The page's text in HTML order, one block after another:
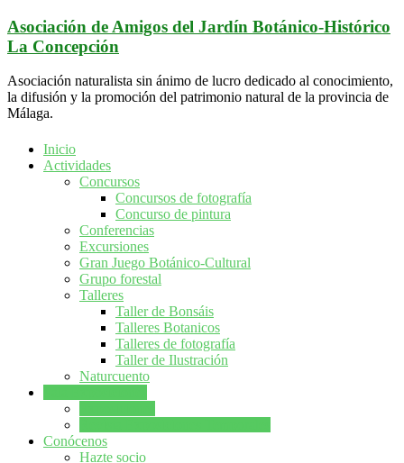
Saltar
al
contenido
Asociación de Amigos del Jardín Botánico-Histórico
La Concepción
Asociación naturalista sin ánimo de lucro dedicado al conocimiento,
la difusión y la promoción del patrimonio natural de la provincia de
Málaga.
Inicio
Actividades
Concursos
Concursos de fotografía
Concurso de pintura
Conferencias
Excursiones
Gran Juego Botánico-Cultural
Grupo forestal
Talleres
Taller de Bonsáis
Talleres Botanicos
Talleres de fotografía
Taller de Ilustración
Naturcuento
Conócenos
Hazte socio